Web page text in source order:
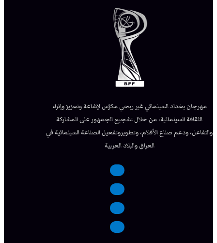
مهرجان بغداد السينمائي غير ربحي مكرّس لإشاعة وتعزيز وإثراء
الثقافة السينمائية، من خلال تشجيع الجمهور على المشاركة
والتفاعل، ودعم صناع الأفلام، وتطويروتفعيل الصناعة السينمائية في
العراق والبلاد العربية